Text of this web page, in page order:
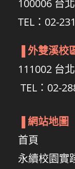
100006 台
TEL：02-
外雙溪校
111002 台
TEL：02-
網站地圖
首頁
永續校園實